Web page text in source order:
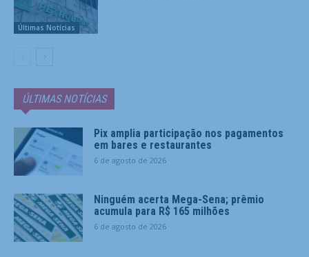
Últimas Notícias
ÚLTIMAS NOTÍCIAS
Pix amplia participação nos pagamentos
em bares e restaurantes
6 de agosto de 2026
Ninguém acerta Mega-Sena; prêmio
acumula para R$ 165 milhões
6 de agosto de 2026